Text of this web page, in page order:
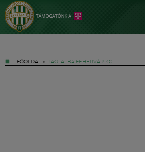
FŐOLDAL » TAG: ALBA FEHÉRVÁR KC